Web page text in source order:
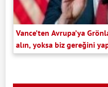
Vance’ten Avrupa’ya
alın, yoksa biz gereğini